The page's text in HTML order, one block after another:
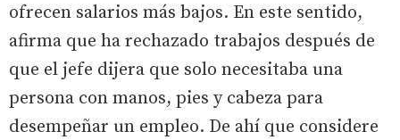
ofrecen salarios más bajos. En este sentido,
afirma que ha rechazado trabajos después de
que el jefe dijera que solo necesitaba una
persona con manos, pies y cabeza para
desempeñar un empleo. De ahí que considere